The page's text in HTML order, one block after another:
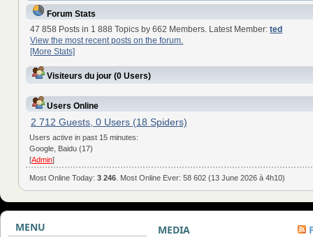
Forum Stats
47 858 Posts in 1 888 Topics by 662 Members. Latest Member:ted
View the most recent posts on the forum.
[More Stats]
Visiteurs du jour (0 Users)
Users Online
2 712 Guests, 0 Users (18 Spiders)
Users active in past 15 minutes:
Google, Baidu (17)
[Admin]
Most Online Today:3 246 . Most Online Ever: 58 602 (13 June 2026 à 4h10)
MENU MEDIA